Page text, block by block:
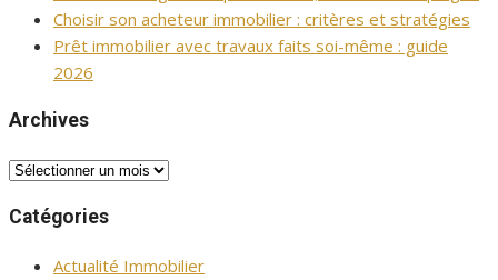
Choisir son acheteur immobilier : critères et stratégies
Prêt immobilier avec travaux faits soi-même : guide
2026
Archives
Archives
Catégories
Actualité Immobilier